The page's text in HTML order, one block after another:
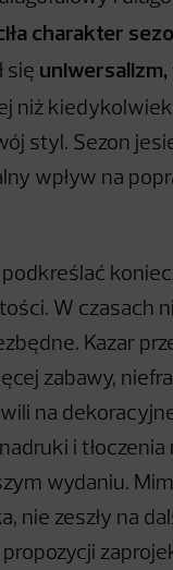
charakter
się
niż
styl. Sezon
wpływ na
W czasach
Kazar
zabawy,
na
i
wydaniu.
nie zeszły na